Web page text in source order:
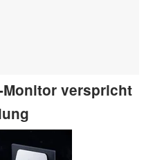
Monitor verspricht